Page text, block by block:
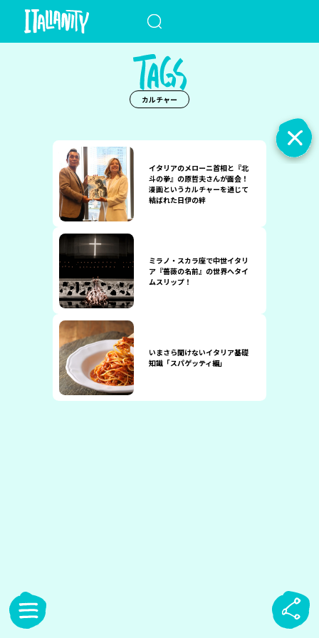
カルチャー
イタリアのメローニ首相と『北
斗の拳』の原哲夫さんが面会！
漫画というカルチャーを通じて
結ばれた日伊の絆
ミラノ・スカラ座で中世イタリ
ア『薔薇の名前』の世界へタイ
ムスリップ！
いまさら聞けないイタリア基礎
知識「スパゲッティ編」